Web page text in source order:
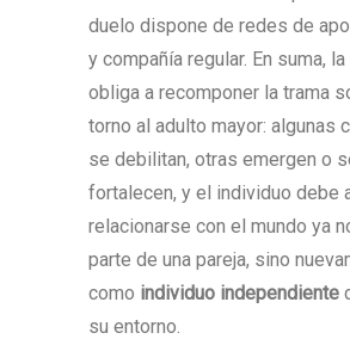
duelo dispone de redes de
y compañía regular. En suma,
obliga a recomponer la trama
torno al adulto mayor: algunas
se debilitan, otras emergen o
fortalecen, y el individuo debe
relacionarse con el mundo ya
parte de una pareja, sino
como individuo independiente
su entorno.